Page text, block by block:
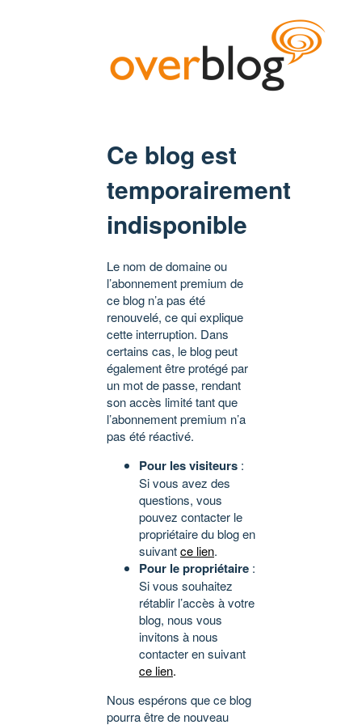
Ce blog est
temporairement
indisponible
Le nom de domaine ou
l’abonnement premium de
ce blog n’a pas été
renouvelé, ce qui explique
cette interruption. Dans
certains cas, le blog peut
également être protégé par
un mot de passe, rendant
son accès limité tant que
l’abonnement premium n’a
pas été réactivé.
Pour les visiteurs :
Si vous avez des
questions, vous
pouvez contacter le
propriétaire du blog en
suivantce lien.
Pour le propriétaire :
Si vous souhaitez
rétablir l’accès à votre
blog, nous vous
invitons à nous
contacter en suivant
ce lien.
Nous espérons que ce blog
pourra être de nouveau